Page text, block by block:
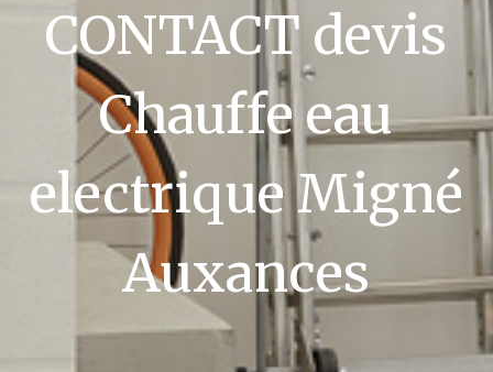
CONTACT devis
Chauffe eau
electrique Migné
Auxances